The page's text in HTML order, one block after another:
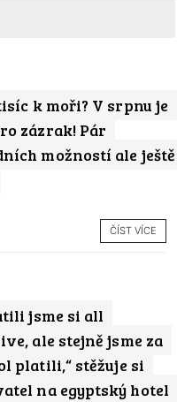
k moři? V srpnu je
zázrak! Pár
možností ale ještě
ČÍST VÍCE
jsme si all
ale stejně jsme za
platili,“ stěžuje si
na egyptský hotel